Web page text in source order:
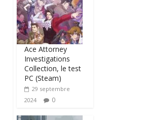
Ace Attorney
Investigations
Collection, le test
PC (Steam)
29 septembre
2024
0